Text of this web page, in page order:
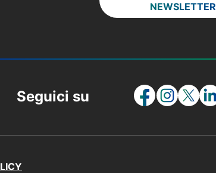
NEWSLETTER
Seguici su